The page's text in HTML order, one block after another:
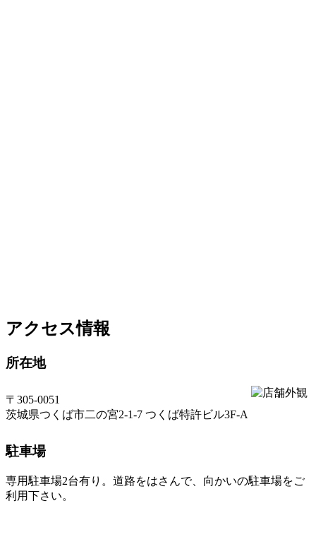
アクセス情報
所在地
〒305-0051
茨城県つくば市二の宮2-1-7 つくば特許ビル3F-A
駐車場
専用駐車場2台有り。道路をはさんで、向かいの駐車場をご
利用下さい。